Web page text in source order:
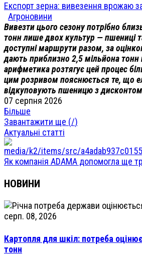
Експорт зерна: вивезення врожаю
Агроновини
Вивезти цього сезону потрібно
тонн лише двох культур — пшениці
доступні маршрути разом, за
дають приблизно 2,5 мільйона тонн
арифметика розтягує цей процес
цим розривом пояснюється те, що
відкуповують пшеницю з
07 серпня 2026
Більше
Завантажити ще (/)
Актуальні статті
Як компанія ADAMA допомогла ще
НОВИНИ
серп. 08, 2026
Картопля для шкіл: потреба
тонн